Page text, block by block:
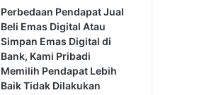
Perbedaan Pendapat Jual
Beli Emas Digital Atau
Simpan Emas Digital di
Bank, Kami Pribadi
Memilih Pendapat Lebih
Baik Tidak Dilakukan